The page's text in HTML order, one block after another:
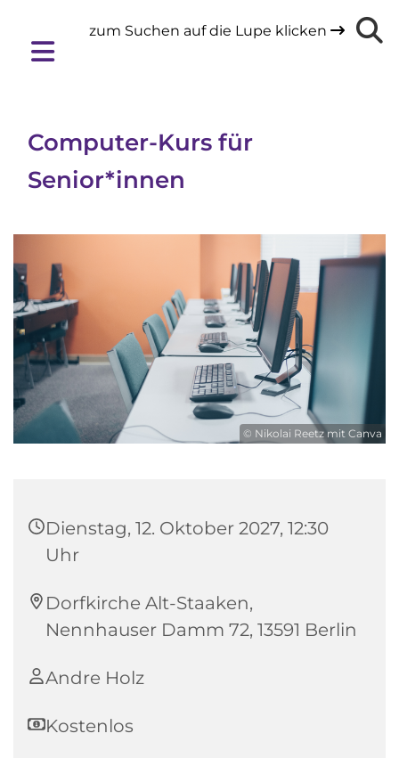
zum Suchen auf die Lupe klicken
Computer-Kurs für
Senior*innen
© Nikolai Reetz mit Canva
Dienstag, 12. Oktober 2027, 12:30
Uhr
Dorfkirche Alt-Staaken,
Nennhauser Damm 72, 13591 Berlin
Andre Holz
Kostenlos